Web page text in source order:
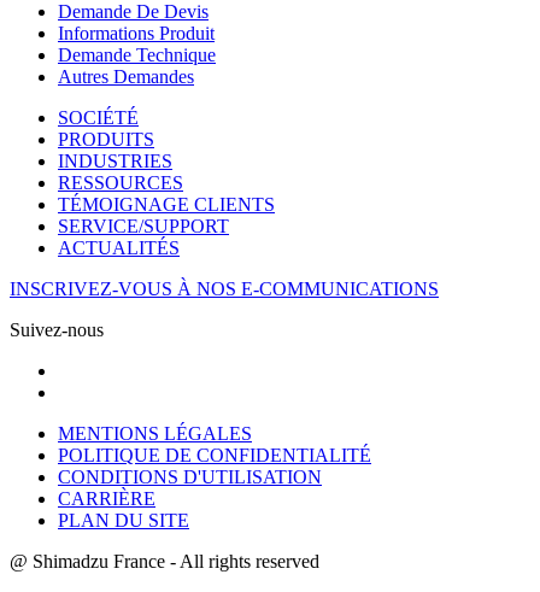
Demande De Devis
Informations Produit
Demande Technique
Autres Demandes
SOCIÉTÉ
PRODUITS
INDUSTRIES
RESSOURCES
TÉMOIGNAGE CLIENTS
SERVICE/SUPPORT
ACTUALITÉS
INSCRIVEZ-VOUS À NOS E-COMMUNICATIONS
Suivez-nous
MENTIONS LÉGALES
POLITIQUE DE CONFIDENTIALITÉ
CONDITIONS D'UTILISATION
CARRIÈRE
PLAN DU SITE
@ Shimadzu France - All rights reserved